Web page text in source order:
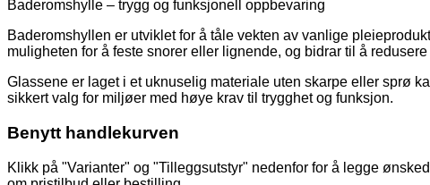
Baderomshylle – trygg og funksjonell oppbevaring
Baderomshyllen er utviklet for å tåle vekten av vanlige
muligheten for å feste snorer eller lignende, og bidrar til å
Glassene er laget i et uknuselig materiale uten skarpe eller sprø
sikkert valg for miljøer med høye krav til trygghet og funksjon.
Benytt handlekurven
Klikk på "Varianter" og "Tilleggsutstyr" nedenfor for å legge